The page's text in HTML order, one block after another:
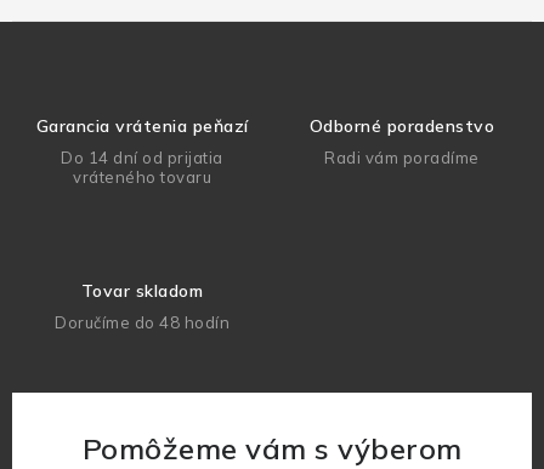
Garancia vrátenia peňazí
Do 14 dní od prijatia
vráteného tovaru
Odborné poradenstvo
Radi vám poradíme
Tovar skladom
Doručíme do 48 hodín
Pomôžeme vám s výberom